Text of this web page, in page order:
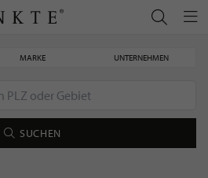
MARKE UNTERNEHMEN
SUCHEN